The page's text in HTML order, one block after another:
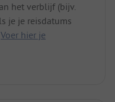
het verblijf (bijv.
je je reisdatums
Voer hier je